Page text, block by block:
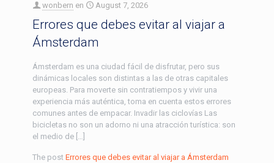
wonbern en August 7, 2026
Errores que debes evitar al viajar a
Ámsterdam
Ámsterdam es una ciudad fácil de disfrutar, pero sus
dinámicas locales son distintas a las de otras capitales
europeas. Para moverte sin contratiempos y vivir una
experiencia más auténtica, toma en cuenta estos errores
comunes antes de empacar. Invadir las ciclovías Las
bicicletas no son un adorno ni una atracción turística: son
el medio de […]
The post Errores que debes evitar al viajar a Ámsterdam